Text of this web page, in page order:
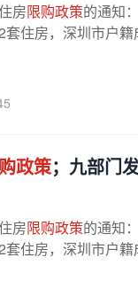
房限购政策的通知
住房，深圳市户
政策；九部门
房限购政策的通知
住房，深圳市户